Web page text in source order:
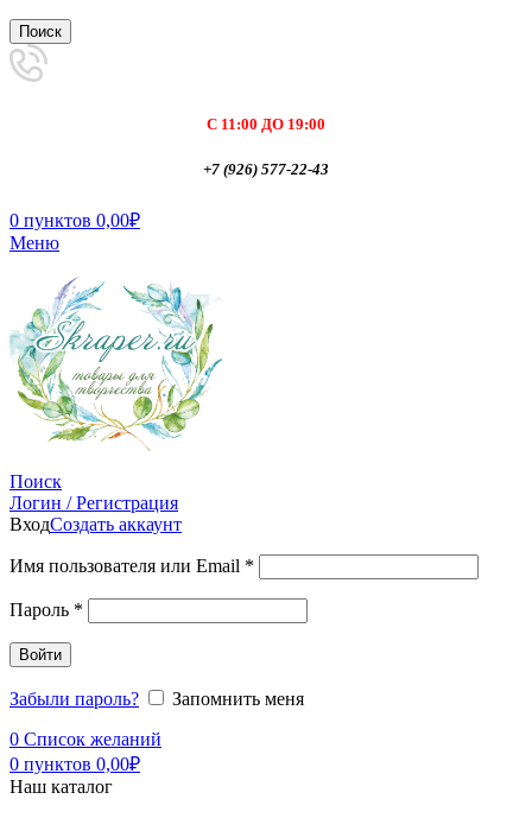
Поиск
С 11:00 ДО 19:00
+7 (926) 577-22-43
0 пунктов 0,00₽
Меню
Поиск
Логин / Регистрация
ВходСоздать аккаунт
Имя пользователя или Email *
Пароль *
Войти
Забыли пароль?
Запомнить меня
0 Список желаний
0 пунктов 0,00₽
Наш каталог